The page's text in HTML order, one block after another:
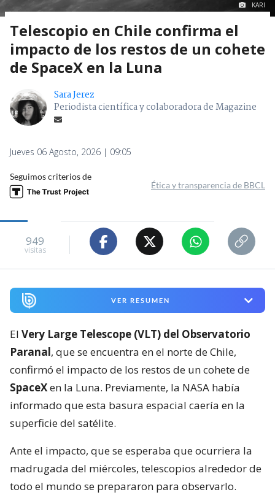
KARI
Telescopio en Chile confirma el
impacto de los restos de un cohete
de SpaceX en la Luna
Sara Jerez
Periodista científica y colaboradora de Magazine
Jueves 06 Agosto, 2026 | 09:05
Seguimos criterios de
Ética y transparencia de BBCL
949
visitas
VER RESUMEN
El Very Large Telescope (VLT) del Observatorio
Paranal, que se encuentra en el norte de Chile,
confirmó el impacto de los restos de un cohete de
SpaceXen la Luna. Previamente, la NASA había
informado que esta basura espacial caería en la
superficie del satélite.
Ante el impacto, que se esperaba que ocurriera la
madrugada del miércoles, telescopios alrededor de
todo el mundo se prepararon para observarlo.